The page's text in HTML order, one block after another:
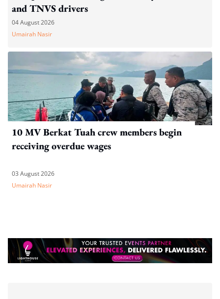
and TNVS drivers
04 August 2026
Umairah Nasir
10 MV Berkat Tuah crew members begin
receiving overdue wages
03 August 2026
Umairah Nasir